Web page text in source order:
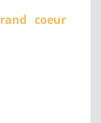
coeur